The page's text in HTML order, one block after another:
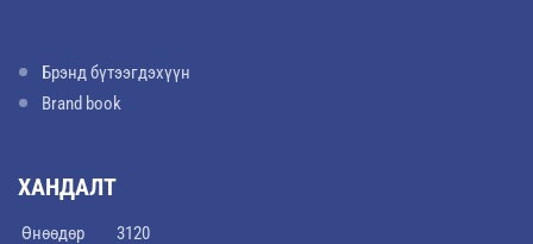
Брэнд бүтээгдэхүүн
Brand book
ХАНДАЛТ
Өнөөдөр 3120